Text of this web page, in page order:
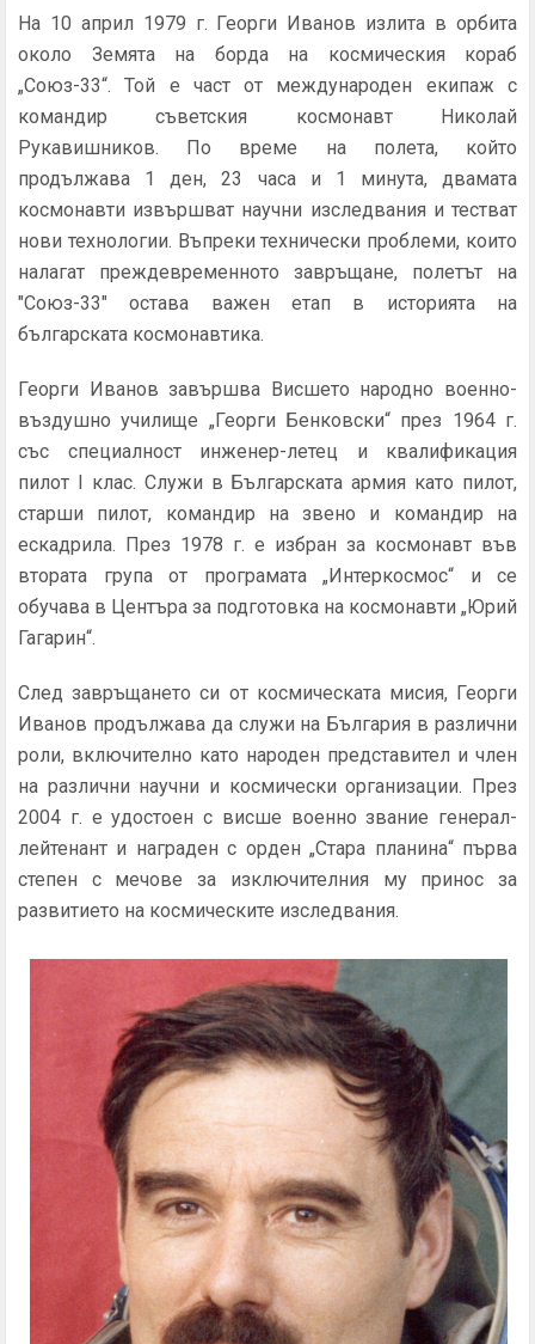
На 10 април 1979 г. Георги Иванов излита в орбита
около Земята на борда на космическия кораб
„Союз-33“. Той е част от международен екипаж с
командир съветския космонавт Николай
Рукавишников. По време на полета, който
продължава 1 ден, 23 часа и 1 минута, двамата
космонавти извършват научни изследвания и тестват
нови технологии. Въпреки технически проблеми, които
налагат преждевременното завръщане, полетът на
"Союз-33" остава важен етап в историята на
българската космонавтика.
Георги Иванов завършва Висшето народно военно-
въздушно училище „Георги Бенковски“ през 1964 г.
със специалност инженер-летец и квалификация
пилот I клас. Служи в Българската армия като пилот,
старши пилот, командир на звено и командир на
ескадрила. През 1978 г. е избран за космонавт във
втората група от програмата „Интеркосмос“ и се
обучава в Центъра за подготовка на космонавти „Юрий
Гагарин“.
След завръщането си от космическата мисия, Георги
Иванов продължава да служи на България в различни
роли, включително като народен представител и член
на различни научни и космически организации. През
2004 г. е удостоен с висше военно звание генерал-
лейтенант и награден с орден „Стара планина“ първа
степен с мечове за изключителния му принос за
развитието на космическите изследвания.